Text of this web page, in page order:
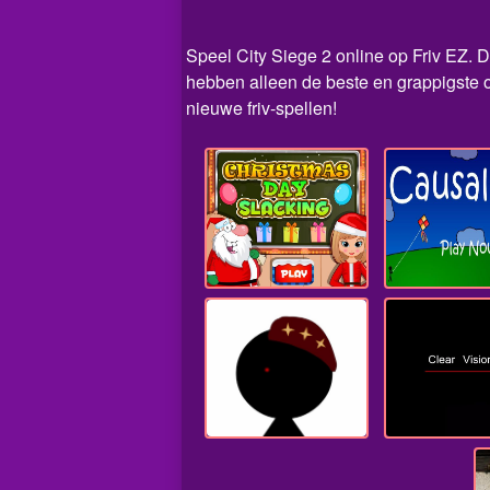
Speel City Siege 2 online op Friv EZ.
hebben alleen de beste en grappigste
nieuwe friv-spellen!